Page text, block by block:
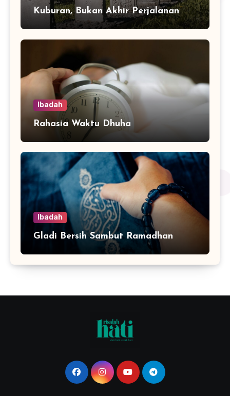
Kuburan, Bukan Akhir Perjalanan
Ibadah
Rahasia Waktu Dhuha
Ibadah
Gladi Bersih Sambut Ramadhan